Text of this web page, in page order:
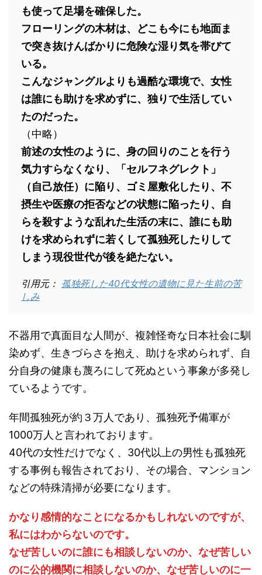
も使って足場を確保した。
フローリングの木材は、どこも今にも地面ま
で突き抜けんばかりに危険な湿り気を帯びて
いる。
こんなジャングルよりも過酷な環境で、女性
は誰にも助けを求めずに、独りで生活してい
たのだった。
（中略）
前述の女性のように、身の回りのことを行う
気力すらなくなり、「セルフネグレクト」
（自己放任）に陥り、ゴミ屋敷化したり、不
摂生や医療の拒否などの状態に陥ったり、自
らを殺すような乱れた生活の末に、誰にも助
けを求められずに若くして孤独死したりして
しまう現役世代が後を絶たない。
引用元： 孤独死した40代女性の遺物に見た生前の苦
しみ
不器用で真面目な人間が、複雑怪奇な日本社会に馴
染めず、生きづらさを抱え、助けを求められず、自
分自身の健康も蔑ろにして死ぬという事象が多発し
ているようです。
年間孤独死が約３万人であり、孤独死予備軍が
1000万人と言われております。
40代の女性だけでなく、30代以上の男性も孤独死
する事例も報告されており、その場合、マンション
などの特殊清掃が必要になります。
かなり感情的なことになるかもしれないのですが、
私にはわからないのです。
なぜ苦しいのに誰にも相談しないのか、なぜ苦しい
のに公的機関に相談しないのか、なぜ苦しいのに一